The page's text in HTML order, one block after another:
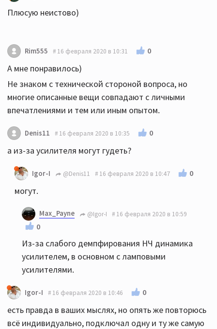
Плюсую неистово)
Rim555 16 февраля 2020 в 10:31 0
А мне понравилось)
Не знаком с технической стороной вопроса, но
многие описанные вещи совпадают с личными
впечатлениями и тем или иным опытом.
Denis11 16 февраля 2020 в 10:35 0
а из-за усилителя могут гудеть?
Igor-I @Denis11 16 февраля 2020 в 10:47 0
могут.
Max_Payne @Igor-I 16 февраля 2020 в 10:59
0
Из-за слабого демпфирования НЧ динамика
усилителем, в основном с ламповыми
усилителями.
Igor-I 16 февраля 2020 в 10:46 0
есть правда в ваших мыслях, но опять же повторюсь
всё индивидуально, подключал одну и ту же самую